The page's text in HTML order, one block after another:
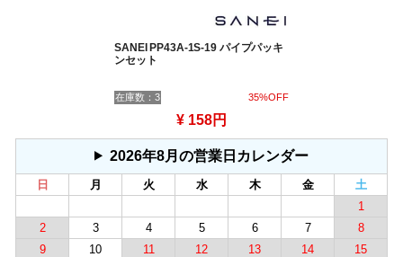
SANEI PP43A-1S-19 パイプパッキ
ンセット
在庫数：3 35%OFF
¥ 158円
2026年8月の営業日カレンダー
日 月 火 水 木 金
土
1
2
3 4 5 6 7
8
9
10 11 12 13 14
15